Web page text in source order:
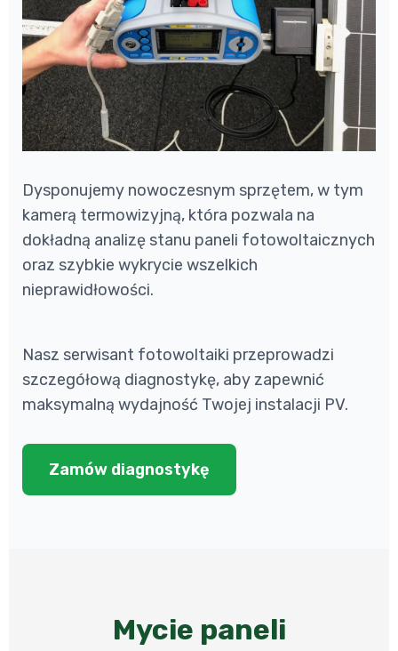
Dysponujemy nowoczesnym sprzętem, w tym
kamerą termowizyjną, która pozwala na
dokładną analizę stanu paneli fotowoltaicznych
oraz szybkie wykrycie wszelkich
nieprawidłowości.
Nasz serwisant fotowoltaiki przeprowadzi
szczegółową diagnostykę, aby zapewnić
maksymalną wydajność Twojej instalacji PV.
Zamów diagnostykę
Mycie paneli